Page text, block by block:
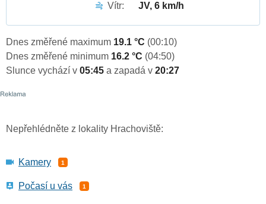
Vítr:
JV, 6 km/h
Dnes změřené maximum 19.1 °C (00:10)
Dnes změřené minimum 16.2 °C (04:50)
Slunce vychází v 05:45 a zapadá v 20:27
Nepřehlédněte z lokality Hrachoviště:
Kamery 1
Počasí u vás 1